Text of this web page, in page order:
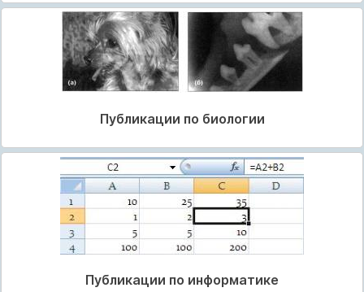
Публикации по биологии
Публикации по информатике